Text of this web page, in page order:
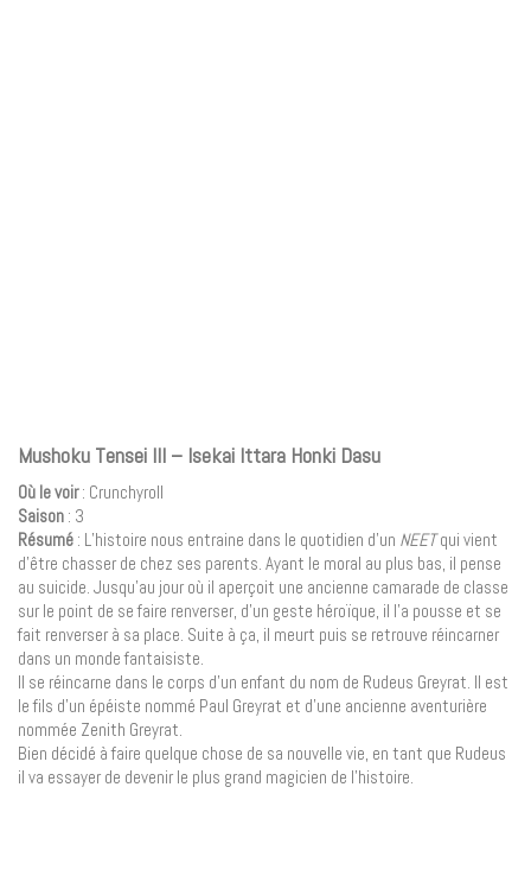
Mushoku Tensei III – Isekai Ittara Honki Dasu
Où le voir: Crunchyroll
Saison : 3
Résumé : L’histoire nous entraine dans le quotidien d’un NEETqui vient
d’être chasser de chez ses parents. Ayant le moral au plus bas, il pense
au suicide. Jusqu’au jour où il aperçoit une ancienne camarade de classe
sur le point de se faire renverser, d’un geste héroïque, il l’a pousse et se
fait renverser à sa place. Suite à ça, il meurt puis se retrouve réincarner
dans un monde fantaisiste.
Il se réincarne dans le corps d’un enfant du nom de Rudeus Greyrat. Il est
le fils d’un épéiste nommé Paul Greyrat et d’une ancienne aventurière
nommée Zenith Greyrat.
Bien décidé à faire quelque chose de sa nouvelle vie, en tant que Rudeus
il va essayer de devenir le plus grand magicien de l’histoire.